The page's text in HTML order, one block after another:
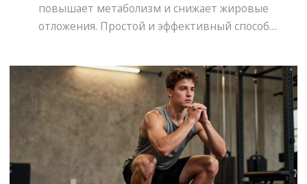
повышает метаболизм и снижает жировые
отложения. Простой и эффективный способ